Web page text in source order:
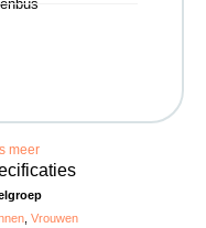
meer
,Vrouwen